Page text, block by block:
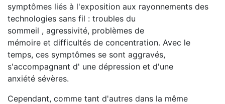
symptômes liés à l'exposition aux rayonnements des
technologies sans fil : troubles du
sommeil , agressivité, problèmes de
mémoire et difficultés de concentration. Avec le
temps, ces symptômes se sont aggravés,
s'accompagnant d' une dépression et d'une
anxiété sévères.
Cependant, comme tant d'autres dans la même